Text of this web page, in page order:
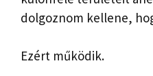
dolgoznom kellene,
Ezért működik.